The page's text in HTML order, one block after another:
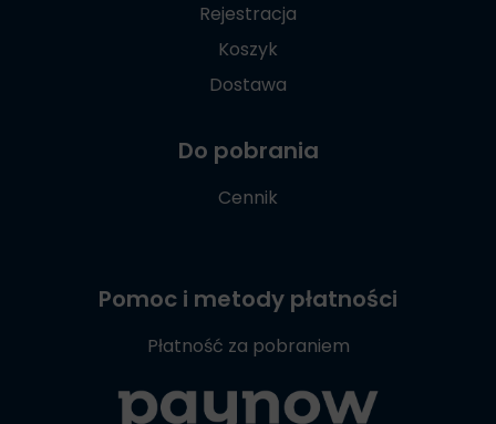
Rejestracja
Koszyk
Dostawa
Do pobrania
Cennik
Pomoc i metody płatności
Płatność za pobraniem